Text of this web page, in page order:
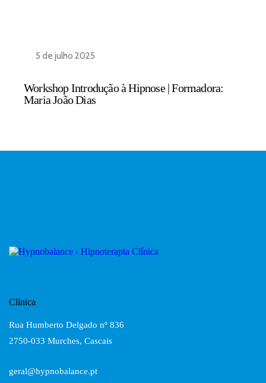
5 de julho 2025
Workshop Introdução à Hipnose | Formadora:
Maria João Dias
Clínica
Rua Humberto Delgado nº 836
2750-033 Murches, Cascais
geral@hypnobalance.pt